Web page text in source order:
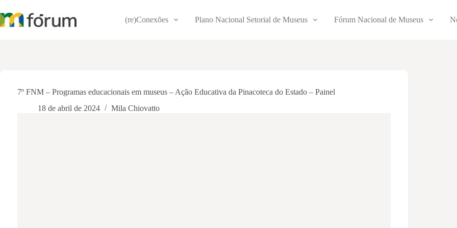
para
o
(re)Conexões Plano Nacional Setorial de Museus Fórum Nacional de Museus
7º FNM – Programas educacionais em museus – Ação Educativa da Pinacoteca do Estado – Painel
18 de abril de 2024
Mila Chiovatto